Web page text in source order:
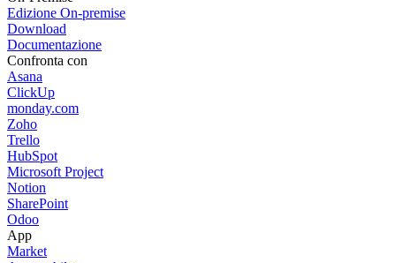
Edizione On-premise
Download
Documentazione
Confronta con
Asana
ClickUp
monday.com
Zoho
Trello
HubSpot
Microsoft Project
Notion
SharePoint
Odoo
App
Market